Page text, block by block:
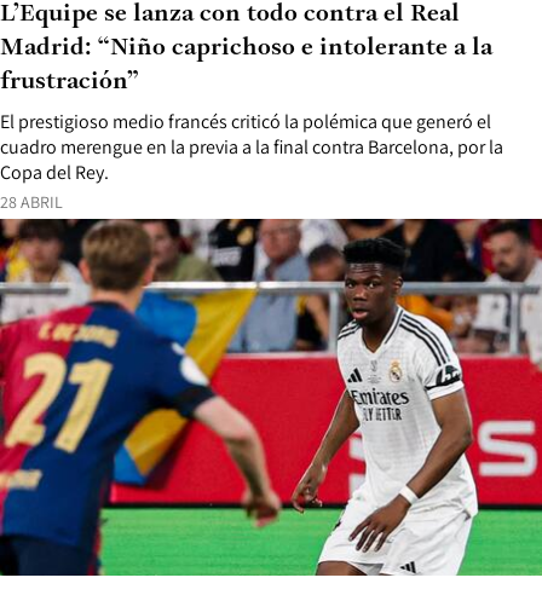
28 ABRIL
El prestigioso medio francés criticó la polémica que generó el
cuadro merengue en la previa a la final contra Barcelona, por la
Copa del Rey.
L’Equipe se lanza con todo contra el Real
Madrid: “Niño caprichoso e intolerante a la
frustración”